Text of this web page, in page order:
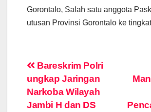
Gorontalo, Salah satu anggota
utusan Provinsi Gorontalo ke
Post
navigation
Bareskrim Polri
ungkap Jaringan
Narkoba Wilayah
Jambi H dan DS